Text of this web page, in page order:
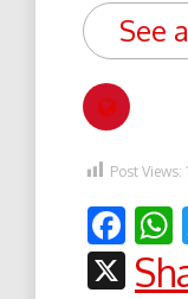
See
Post Views:
X